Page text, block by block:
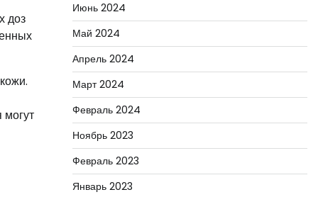
доз
Июнь 2024
Май 2024
Апрель 2024
Март 2024
Февраль 2024
Ноябрь 2023
Февраль 2023
Январь 2023